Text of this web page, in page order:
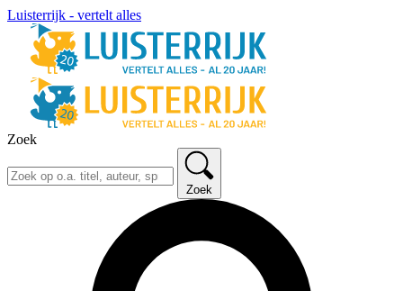
Luisterrijk - vertelt alles
Zoek
Zoek